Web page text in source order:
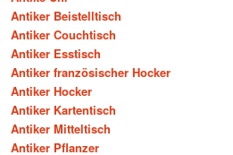
Antiker Beistelltisch
Antiker Couchtisch
Antiker Esstisch
Antiker französischer Hocker
Antiker Hocker
Antiker Kartentisch
Antiker Mitteltisch
Antiker Pflanzer